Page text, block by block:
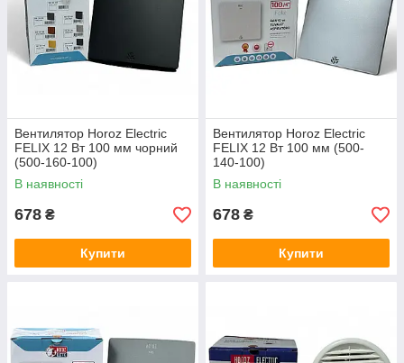
Вентилятор Horoz Electric
FELIX 12 Вт 100 мм чорний
(500-160-100)
В наявності
678 ₴
Купити
Вентилятор Horoz Electric
FELIX 12 Вт 100 мм (500-
140-100)
В наявності
678 ₴
Купити